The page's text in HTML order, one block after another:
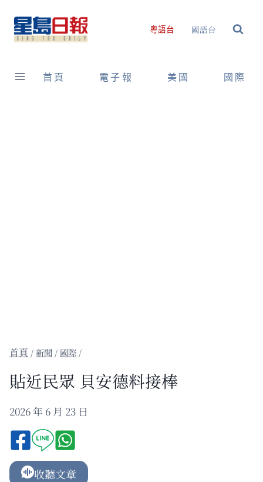
content
粵語台 國語台
首頁 電子報 美國 國際
/新聞 / 國際 /
貼近民眾 貝安德料接棒
2026 年 6 月 23 日
收聽文章